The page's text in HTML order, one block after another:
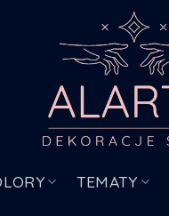
TEMATY